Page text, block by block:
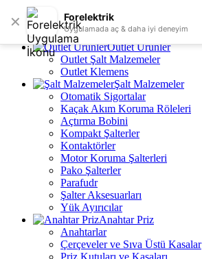
✕ Forelektrik
Uygulamada aç & daha iyi deneyim
Skip to navigation Skip to main content
Tüm Kategoriler
Outlet Ürünler
Outlet Şalt Malzemeler
Outlet Klemens
Şalt Malzemeler
Otomatik Sigortalar
Kaçak Akım Koruma Röleleri
Açtırma Bobini
Kompakt Şalterler
Kontaktörler
Motor Koruma Şalterleri
Pako Şalterler
Parafudr
Şalter Aksesuarları
Yük Ayırıcılar
Anahtar Priz
Anahtarlar
Çerçeveler ve Sıva Üstü Kasalar
Priz Kutuları ve Kasaları